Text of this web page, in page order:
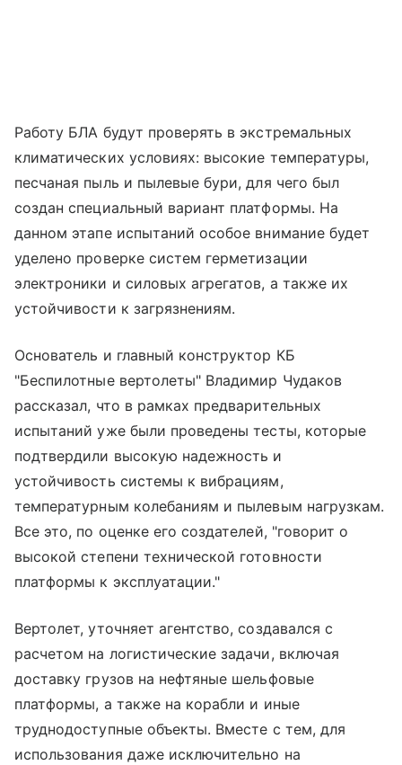
Работу БЛА будут проверять в экстремальных
климатических условиях: высокие температуры,
песчаная пыль и пылевые бури, для чего был
создан специальный вариант платформы. На
данном этапе испытаний особое внимание будет
уделено проверке систем герметизации
электроники и силовых агрегатов, а также их
устойчивости к загрязнениям.
Основатель и главный конструктор КБ
"Беспилотные вертолеты" Владимир Чудаков
рассказал, что в рамках предварительных
испытаний уже были проведены тесты, которые
подтвердили высокую надежность и
устойчивость системы к вибрациям,
температурным колебаниям и пылевым нагрузкам.
Все это, по оценке его создателей, "говорит о
высокой степени технической готовности
платформы к эксплуатации."
Вертолет, уточняет агентство, создавался с
расчетом на логистические задачи, включая
доставку грузов на нефтяные шельфовые
платформы, а также на корабли и иные
труднодоступные объекты. Вместе с тем, для
использования даже исключительно на